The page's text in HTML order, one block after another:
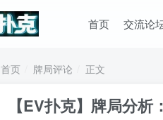
首页 交流论
首页 牌局评论 正文
【EV扑克】牌局分